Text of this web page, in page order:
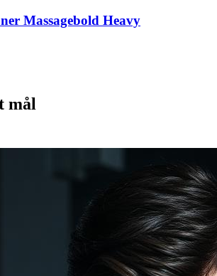
Massagebold Heavy
mål